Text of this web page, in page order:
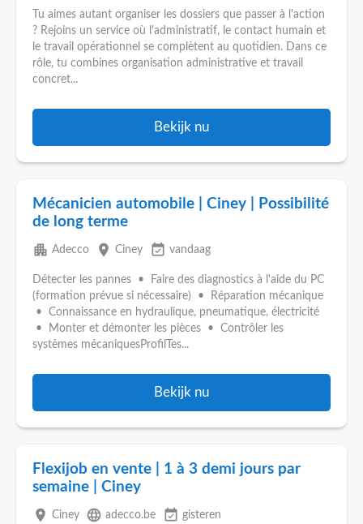
Tu aimes autant organiser les dossiers que passer à l'action
? Rejoins un service où l'administratif, le contact humain et
le travail opérationnel se complètent au quotidien. Dans ce
rôle, tu combines organisation administrative et travail
concret...
Bekijk nu
Mécanicien automobile | Ciney | Possibilité
de long terme
apartment Adecco place Ciney event_available vandaag
Détecter les pannes • Faire des diagnostics à l'aide du PC
(formation prévue si nécessaire) • Réparation mécanique
• Connaissance en hydraulique, pneumatique, électricité
• Monter et démonter les pièces • Contrôler les
systèmes mécaniquesProfilTes...
Bekijk nu
Flexijob en vente | 1 à 3 demi jours par
semaine | Ciney
place Ciney language adecco.be event_available gisteren